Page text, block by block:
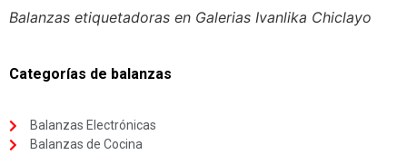
Balanzas etiquetadoras en Galerias Ivanlika Chiclayo
Categorías de balanzas
Balanzas Electrónicas
Balanzas de Cocina